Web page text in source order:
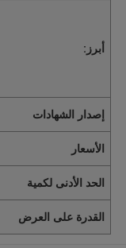
أبرز:
إصدار الشهادات
الأسعار
الحد الأدنى لكمية
القدرة على العرض